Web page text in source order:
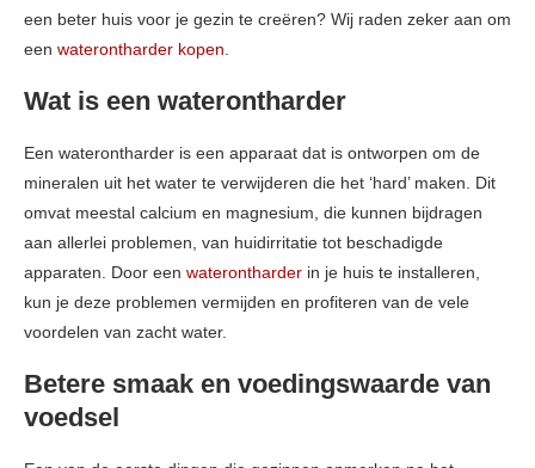
een beter huis voor je gezin te creëren? Wij raden zeker aan om
een waterontharder kopen
Wat is een waterontharder
Een waterontharder is een apparaat dat is ontworpen om de
mineralen uit het water te verwijderen die het ‘hard’ maken. Dit
omvat meestal calcium en magnesium, die kunnen bijdragen
aan allerlei problemen, van huidirritatie tot beschadigde
apparaten. Door een waterontharder in je huis te installeren,
kun je deze problemen vermijden en profiteren van de vele
voordelen van zacht water.
Betere smaak en voedingswaarde van
voedsel